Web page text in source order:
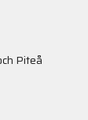
Piteå